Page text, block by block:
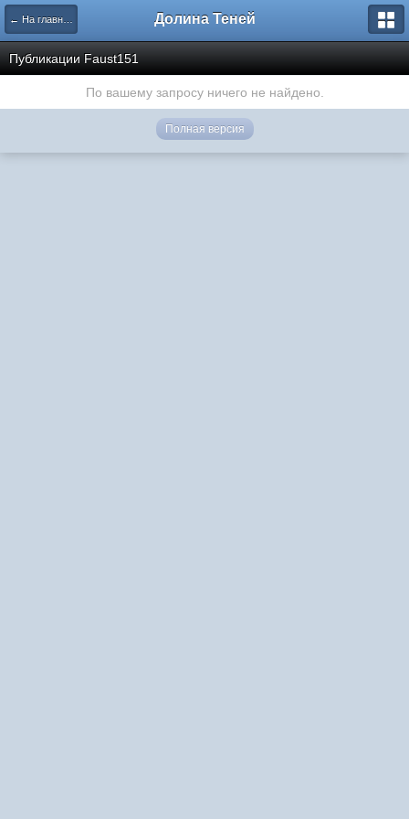
← На главную Долина Теней
Публикации Faust151
По вашему запросу ничего не найдено.
Полная версия